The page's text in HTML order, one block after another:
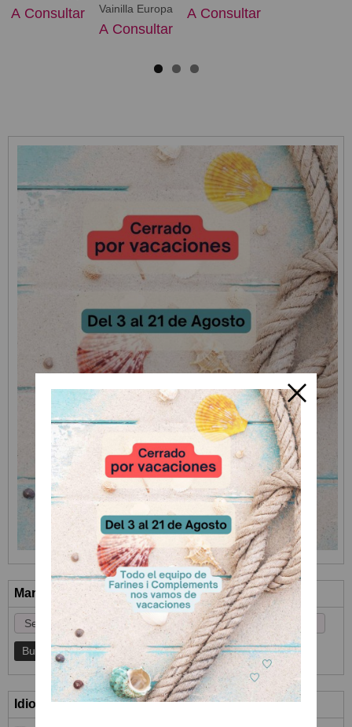
Marcas
Idioma
A Consultar Vainilla Europa
A Consultar
A Consultar